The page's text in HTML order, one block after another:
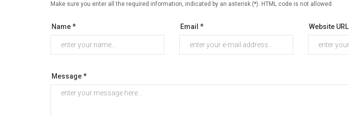
Make sure you enter all the required information, indicated by an asterisk (*). HTML code is not allowed.
Name * Email * Website URL
Message *